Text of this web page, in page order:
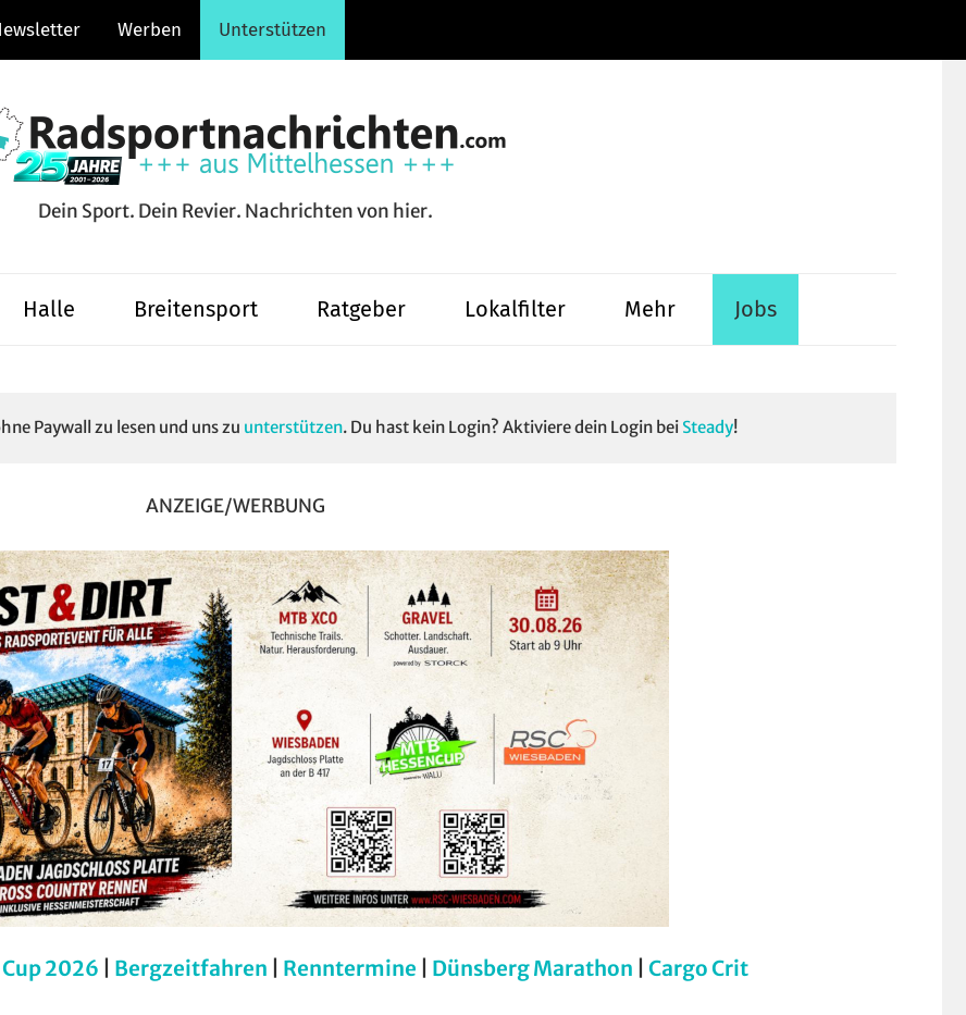
Feed
Werben Unterstützen
Dein Sport. Dein Revier. Nachrichten von hier.
Halle Breitensport Ratgeber Lokalfilter Mehr Jobs
Paywall zu lesen und uns zu unterstützen. Du hast kein Login? Aktiviere dein Login bei Steady!
ANZEIGE/WERBUNG
2026 Bergzeitfahren Renntermine Dünsberg Marathon Cargo Crit